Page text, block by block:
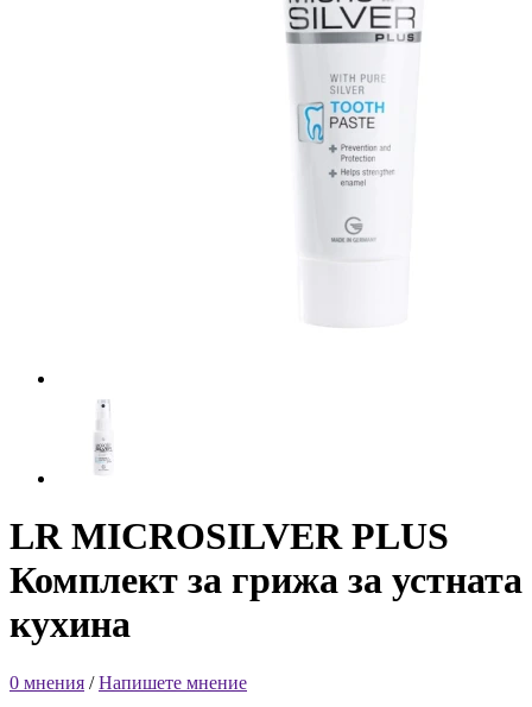
LR MICROSILVER PLUS
Комплект за грижа за устната
кухина
0 мнения /Напишете мнение